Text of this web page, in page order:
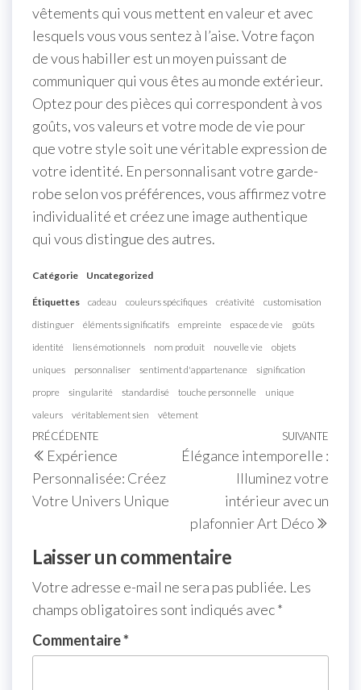
vêtements qui vous mettent en valeur et avec
lesquels vous vous sentez à l’aise. Votre façon
de vous habiller est un moyen puissant de
communiquer qui vous êtes au monde extérieur.
Optez pour des pièces qui correspondent à vos
goûts, vos valeurs et votre mode de vie pour
que votre style soit une véritable expression de
votre identité. En personnalisant votre garde-
robe selon vos préférences, vous affirmez votre
individualité et créez une image authentique
qui vous distingue des autres.
Catégorie Uncategorized
Étiquettes cadeau couleurs spécifiques créativité
customisation
distinguer
éléments significatifs empreinte espace de vie
goûts
identité
liens émotionnels nom produit nouvelle vie
objets
uniques
personnaliser sentiment d'appartenance
signification
propre
singularité standardisé touche personnelle
unique
valeurs
véritablement sien vêtement
Navigation
de
l’article
Article
précédent
PRÉCÉDENTE
Expérience
Personnalisée: Créez
Votre Univers Unique
SUIVANTE
Élégance intemporelle :
Illuminez votre
intérieur avec un
plafonnier Art Déco
Laisser un commentaire
Votre adresse e-mail ne sera pas publiée. Les
champs obligatoires sont indiqués avec*
Commentaire*